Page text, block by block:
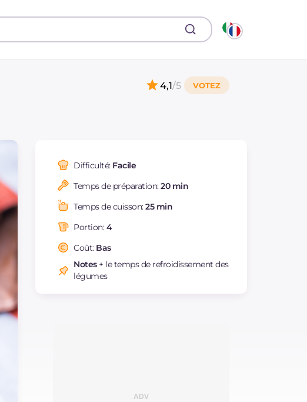
4,1/5
Difficulté: Facile
Temps de préparation:20 min
Temps de cuisson:25 min
Portion:4
Coût: Bas
Notes+ le temps de refroidissement des
légumes